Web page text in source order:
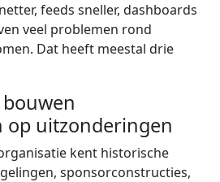
feeds sneller, dashboards
veel problemen rond
Dat heeft meestal drie
uitzonderingen
kent historische
sponsorconstructies,